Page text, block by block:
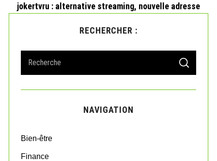
jokertvru : alternative streaming, nouvelle adresse
RECHERCHER :
a
r
o
:
S
A
C
NAVIGATION
Bien-être
Finance